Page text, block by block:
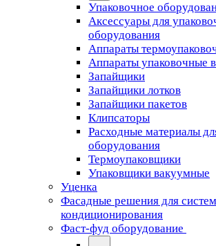
Упаковочное
Аксессуары для
оборудования
Аппараты
Аппараты упаковочные
Запайщики
Запайщики лотков
Запайщики пакетов
Клипсаторы
Расходные материалы
оборудования
Термоупаковщики
Упаковщики вакуумные
Уценка
Фасадные решения для систем
кондиционирования
Фаст-фуд оборудование